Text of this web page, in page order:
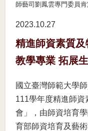
師藝司劉鳳雲專門委員
2023.10 27
精進師資素質
教學專業 拓展
國立臺灣師範大學
111學年度精進師資
會」，由師資培育
育部師資培育及藝